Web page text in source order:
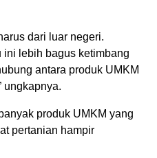
dari luar negeri.
lebih bagus ketimbang
antara produk UMKM
ungkapnya.
produk UMKM yang
pertanian hampir